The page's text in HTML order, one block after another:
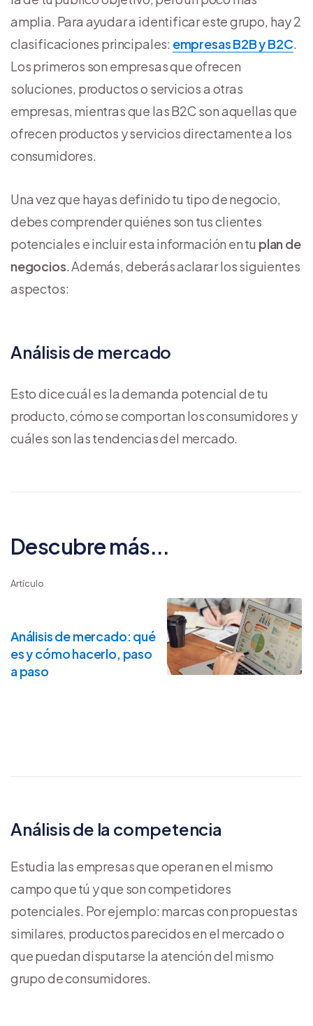
amplia. Para ayudar a identificar este grupo, hay 2
clasificaciones principales: empresas B2B y B2C.
Los primeros son empresas que ofrecen
soluciones, productos o servicios a otras
empresas, mientras que las B2C son aquellas que
ofrecen productos y servicios directamente a los
consumidores.
Una vez que hayas definido tu tipo de negocio,
debes comprender quiénes son tus clientes
potenciales e incluir esta información en tu plan de
negocios. Además, deberás aclarar los siguientes
aspectos:
Análisis de mercado
Esto dice cuál es la demanda potencial de tu
producto, cómo se comportan los consumidores y
cuáles son las tendencias del mercado.
Descubre más...
Artículo
Análisis de mercado: qué
es y cómo hacerlo, paso
a paso
Análisis de la competencia
Estudia las empresas que operan en el mismo
campo que tú y que son competidores
potenciales. Por ejemplo: marcas con propuestas
similares, productos parecidos en el mercado o
que puedan disputarse la atención del mismo
grupo de consumidores.